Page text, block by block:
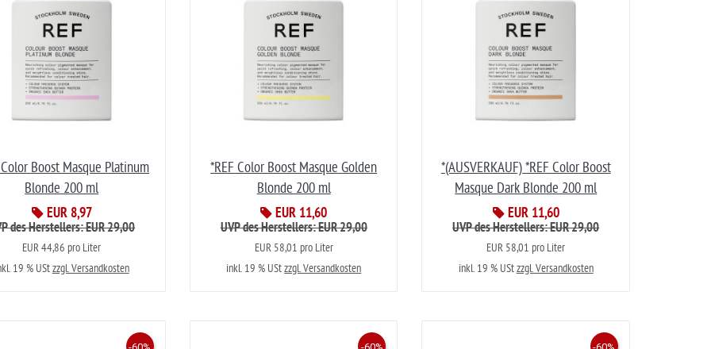
Color Boost Masque Platinum
Blonde 200 ml
EUR 8,97
des Herstellers: EUR 29,00
EUR 44,86 pro Liter
19 % UStzzgl. Versandkosten
*REF Color Boost Masque Golden
Blonde 200 ml
EUR 11,60
UVP des Herstellers: EUR 29,00
EUR 58,01 pro Liter
inkl. 19 % UStzzgl. Versandkosten
*(AUSVERKAUF) *REF Color Boost
Masque Dark Blonde 200 ml
EUR 11,60
UVP des Herstellers: EUR 29,00
EUR 58,01 pro Liter
inkl. 19 % UStzzgl. Versandkosten